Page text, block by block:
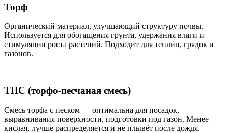
Торф
Органический материал, улучшающий структуру почвы.
Используется для обогащения грунта, удержания влаги и
стимуляции роста растений. Подходит для теплиц, грядок и
газонов.
ТПС (торфо-песчаная смесь)
Смесь торфа с песком — оптимальна для посадок,
выравнивания поверхности, подготовки под газон. Менее
кислая, лучше распределяется и не плывёт после дождя.